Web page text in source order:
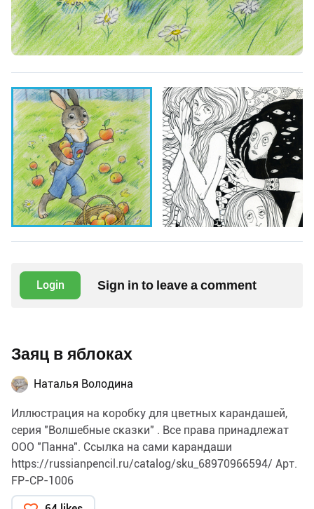
Login Sign in to leave a comment
Заяц в яблоках
Наталья Володина
Иллюстрация на коробку для цветных карандашей,
серия "Волшебные сказки" . Все права принадлежат
ООО "Панна". Ссылка на сами карандаши
https://russianpencil.ru/catalog/sku_68970966594/ Арт.
FP-CP-1006